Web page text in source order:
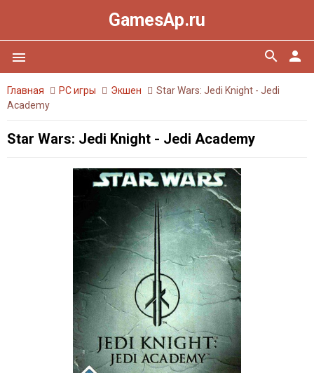
GamesAp.ru
menu person
search
Главная PC игры Экшен
Star Wars: Jedi Knight - Jedi
Academy
Star Wars: Jedi Knight - Jedi Academy